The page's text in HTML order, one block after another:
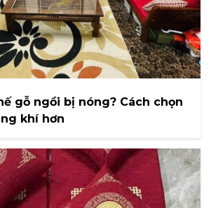
gỗ ngồi bị nóng? Cách chọn
khí hơn